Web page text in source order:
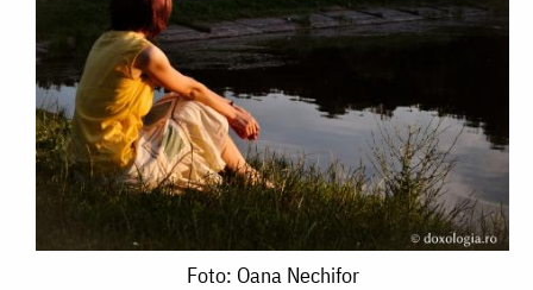
Foto: Oana Nechifor